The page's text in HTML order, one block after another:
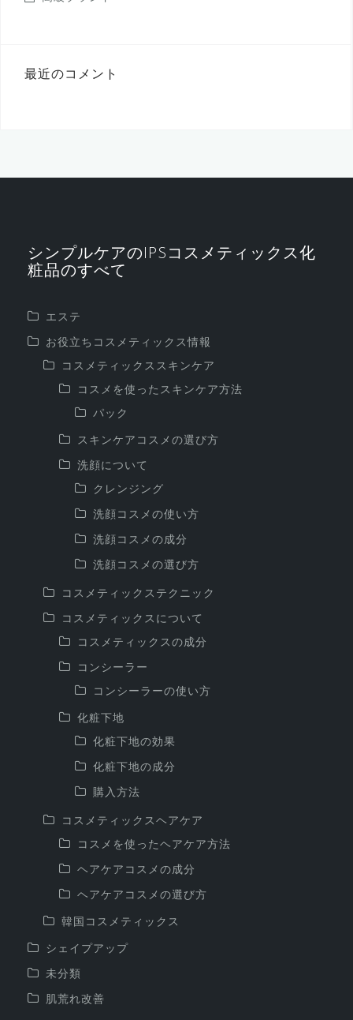
最近のコメント
シンプルケアのIPSコスメティックス化
粧品のすべて
エステ
お役立ちコスメティックス情報
コスメティックススキンケア
コスメを使ったスキンケア方法
パック
スキンケアコスメの選び方
洗顔について
クレンジング
洗顔コスメの使い方
洗顔コスメの成分
洗顔コスメの選び方
コスメティックステクニック
コスメティックスについて
コスメティックスの成分
コンシーラー
コンシーラーの使い方
化粧下地
化粧下地の効果
化粧下地の成分
購入方法
コスメティックスヘアケア
コスメを使ったヘアケア方法
ヘアケアコスメの成分
ヘアケアコスメの選び方
韓国コスメティックス
シェイプアップ
未分類
肌荒れ改善